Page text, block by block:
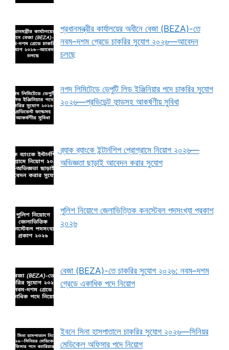
প্রধানমন্ত্রীর কার্যালয়ের অধীনে বেজা (BEZA)-তে
নবম–দশম গ্রেডে চাকরির সুযোগ ২০২৬—আবেদন
চলছে
নগদ লিমিটেডে ডেপুটি লিড ইঞ্জিনিয়ার পদে চাকরির সুযোগ
২০২৬—প্রভিডেন্ট ফান্ডসহ আকর্ষণীয় সুবিধা
ব্র্যাক ব্যাংকে ইন্টার্নশিপ প্রোগ্রামে নিয়োগ ২০২৬—
অভিজ্ঞতা ছাড়াই আবেদন করার সুযোগ
পুলিশ নিয়োগে জেলাভিত্তিক কনস্টেবল পদসংখ্যা প্রকাশ
২০২৬
বেজা (BEZA)-তে চাকরির সুযোগ ২০২৬: নবম–দশম
গ্রেডে একাধিক পদে নিয়োগ
ইবনে সিনা হাসপাতালে চাকরির সুযোগ ২০২৬—সিনিয়র
মেডিকেল অফিসার পদে নিয়োগ